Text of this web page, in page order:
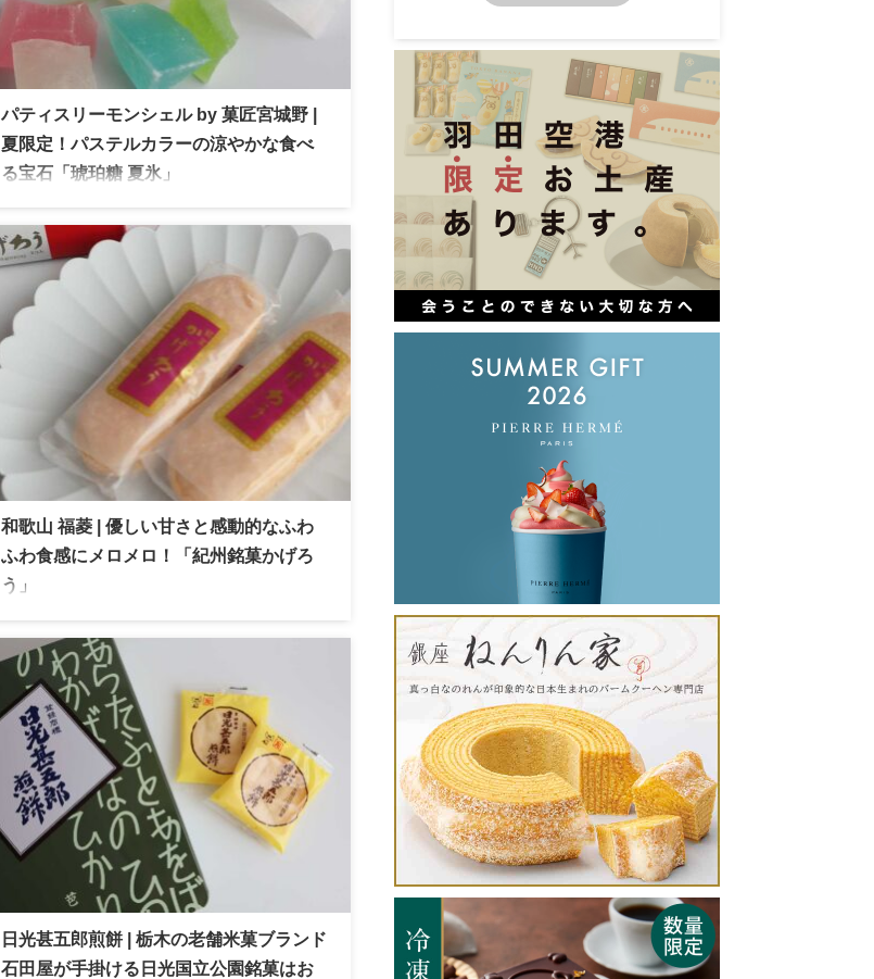
パティスリーモンシェル by 菓匠宮城野 |
夏限定！パステルカラーの涼やかな食べ
る宝石「琥珀糖 夏氷」
ルカラーの食べる宝石「琥珀糖夏氷」シャリシ
ャリ食感でちょっとした贈り物にぴったり！
和歌山 福菱 | 優しい甘さと感動的なふわ
ふわ食感にメロメロ！「紀州銘菓かげろ
う」
中はふんわりの感動的な食感が特徴。和歌山を
代表する銘菓としておみやげに大人気です
日光甚五郎煎餅 | 栃木の老舗米菓ブランド
石田屋が手掛ける日光国立公園銘菓はお